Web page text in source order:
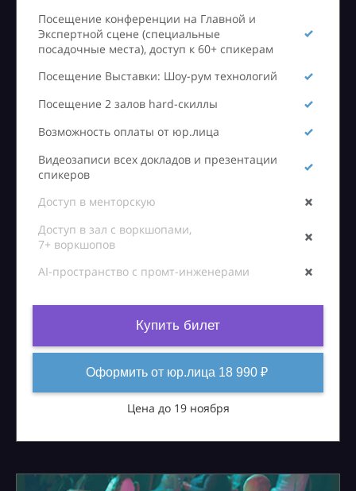
Посещение конференции на Главной и
Экспертной сцене (специальные
посадочные места), доступ к 60+ спикерам
Посещение Выставки: Шоу-рум технологий
Посещение 2 залов hard-скиллы
Возможность оплаты от юр.лица
Видеозаписи всех докладов и презентации
спикеров
Доступ в менторскую
Доступ в зал с воркшопами,
7+ воркшопов
AI-пространство с промт-инженерами
Купить билет
Оформить от юр.лица 18 990 ₽
Цена до 19 ноября